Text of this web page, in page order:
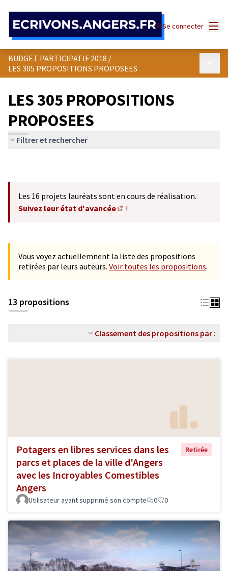
Se connecter
BUDGET PARTICIPATIF 2018 /
LES 305 PROPOSITIONS PROPOSEES
LES 305 PROPOSITIONS
PROPOSEES
Filtrer et rechercher
Les 16 projets lauréats sont en cours de réalisation.
Suivez leur état d'avancée
!
Vous voyez actuellemnent la liste des propositions
retirées par leurs auteurs. Voir toutes les propositions.
13 propositions
Classement des propositions par :
Potagers en libres services dans les
parcs et places de la ville d'Angers
avec les Incroyables Comestibles
Angers
Retirée
Utilisateur ayant supprimé son compte 0 0